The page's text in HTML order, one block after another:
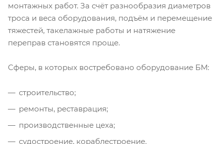
монтажных работ. За счёт разнообразия диаметров
троса и веса оборудования, подъём и перемещение
тяжестей, такелажные работы и натяжение
переправ становятся проще.
Сферы, в которых востребовано оборудование БМ:
строительство;
ремонты, реставрация;
производственные цеха;
судостроение, кораблестроение.